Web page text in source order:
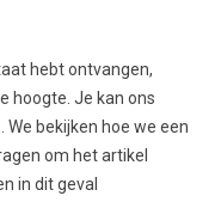
hebt ontvangen,
hoogte. Je kan ons
bekijken hoe we een
om het artikel
in dit geval